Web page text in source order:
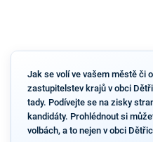
Jak se volí ve vašem městě či
zastupitelstev krajů v obci
tady. Podívejte se na zisky
kandidáty. Prohlédnout si
volbách, a to nejen v obci